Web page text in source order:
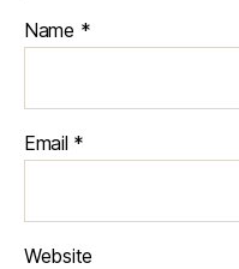
Name *
Email *
Website